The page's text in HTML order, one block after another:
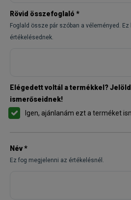
Rövid összefoglaló *
Foglald össze pár szóban a véleményed.
értékelésednek.
Elégedett voltál a termékkel?
ismerőseidnek!
Igen, ajánlanám ezt a terméket
Név*
Ez fog megjelenni az értékelésnél.